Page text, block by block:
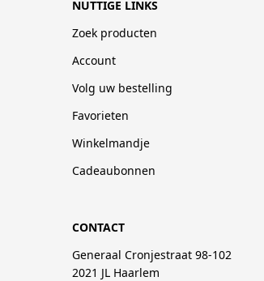
NUTTIGE LINKS
Zoek producten
Account
Volg uw bestelling
Favorieten
Winkelmandje
Cadeaubonnen
CONTACT
Generaal Cronjestraat 98-102
2021 JL Haarlem